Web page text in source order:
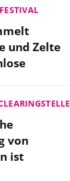
und Zelte
von
ist